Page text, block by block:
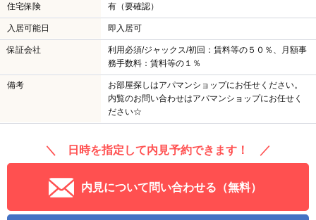
住宅保険 有（要確認）
入居可能日 即入居可
保証会社
利用必須/ジャックス/初回：賃料等の５０％、月額事
務手数料：賃料等の１％
備考
お部屋探しはアパマンショップにお任せください。
内覧のお問い合わせはアパマンショップにお任せく
ださい☆
＼ 日時を指定して内見予約できます！ ／
内見について問い合わせる（無料）